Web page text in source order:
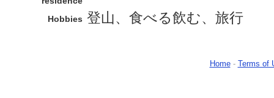
Hobbies 登山、食べる飲む、旅行
Home- Terms of